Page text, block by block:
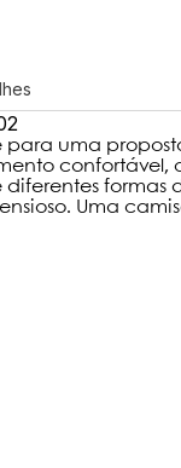
para uma
Uma